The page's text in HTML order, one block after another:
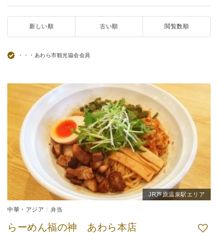
新しい順 古い順 閲覧数順
・・・あわら市観光協会会員
JR芦原温泉駅エリア
中華・アジア 弁当
らーめん福の神 あわら本店